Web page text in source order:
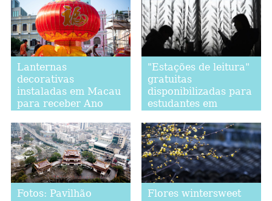
Lanternas
decorativas
instaladas em Macau
para receber Ano
"Estações de leitura"
gratuitas
disponibilizadas para
estudantes em
China
Fotos: Pavilhão
Flores wintersweet